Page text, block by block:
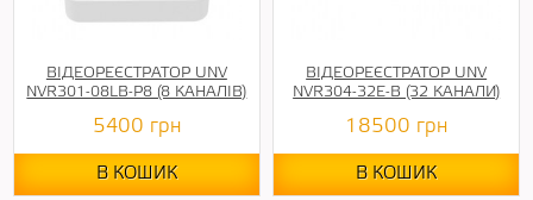
ВІДЕОРЕЄСТРАТОР UNV
NVR301-08LB-P8 (8 КАНАЛІВ)
5400 грн
В КОШИК
ВІДЕОРЕЄСТРАТОР UNV
NVR304-32E-B (32 КАНАЛИ)
18500 грн
В КОШИК